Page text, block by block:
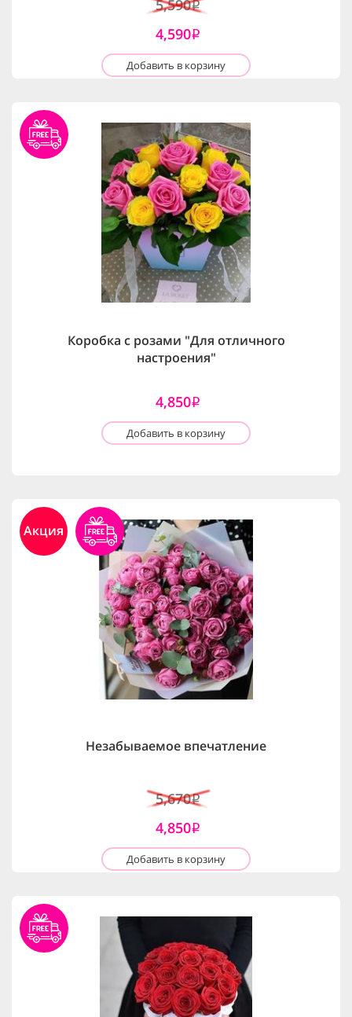
5,590i
4,590i
Добавить в корзину
Коробка с розами "Для отличного
настроения"
4,850i
Добавить в корзину
Акция
Незабываемое впечатление
5,670i
4,850i
Добавить в корзину